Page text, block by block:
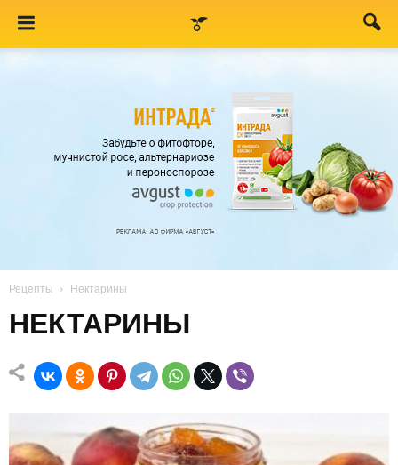
Рецепты Нектарины
НЕКТАРИНЫ